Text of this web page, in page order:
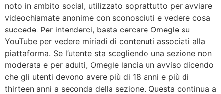
noto in ambito social, utilizzato soprattutto per avviare
videochiamate anonime con sconosciuti e vedere cosa
succede. Per intenderci, basta cercare Omegle su
YouTube per vedere miriadi di contenuti associati alla
piattaforma. Se l’utente sta scegliendo una sezione non
moderata e per adulti, Omegle lancia un avviso dicendo
che gli utenti devono avere più di 18 anni e più di
thirteen anni a seconda della sezione. Questa continua a